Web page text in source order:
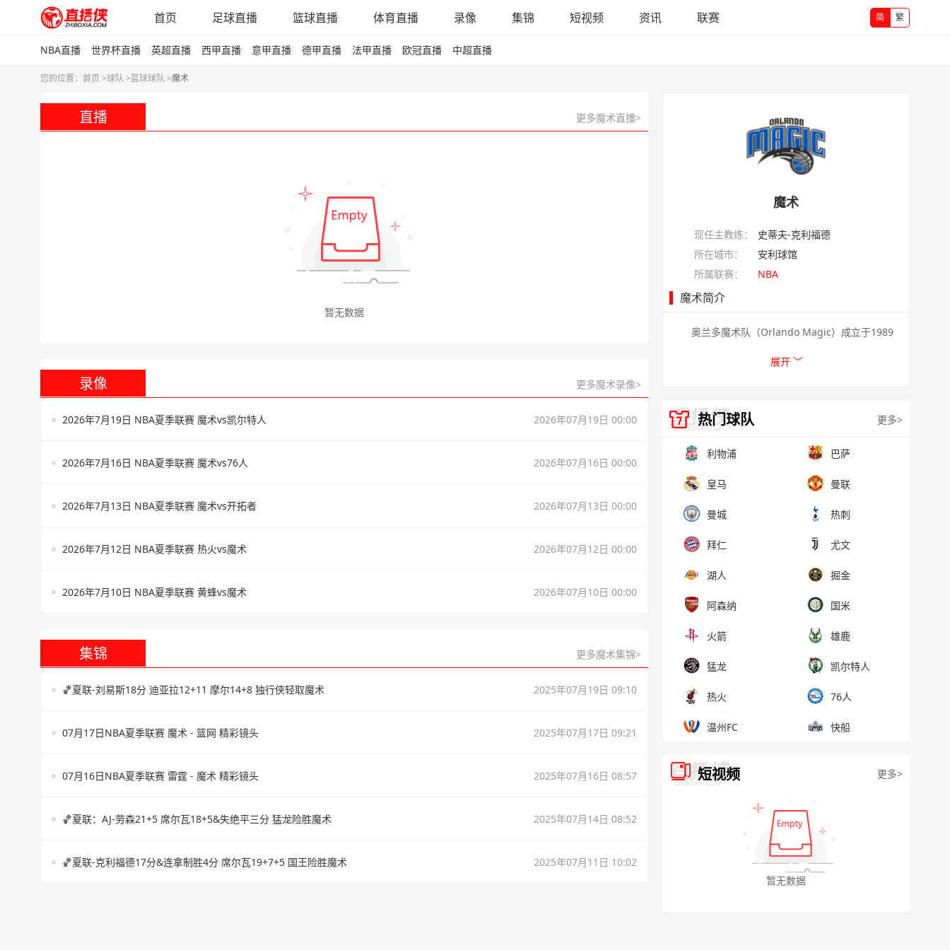
首页 足球直播 篮球直播 体育直播 录像 集锦 短视频 资讯 联赛 简 繁
NBA直播 世界杯直播 英超直播 西甲直播 意甲直播 德甲直播 法甲直播 欧冠直播 中超直播
您的位置： 首页 >球队 >篮球球队 >魔术
直播 更多魔术直播>
录像 更多魔术录像>
2026年7月19日 NBA夏季联赛 魔术vs凯尔特人 2026年07月19日 00:00
2026年7月16日 NBA夏季联赛 魔术vs76人 2026年07月16日 00:00
2026年7月13日 NBA夏季联赛 魔术vs开拓者 2026年07月13日 00:00
2026年7月12日 NBA夏季联赛 热火vs魔术 2026年07月12日 00:00
2026年7月10日 NBA夏季联赛 黄蜂vs魔术 2026年07月10日 00:00
集锦 更多魔术集锦>
🏀夏联-刘易斯18分 迪亚拉12+11 摩尔14+8 独行侠轻取魔术 2025年07月19日 09:10
07月17日NBA夏季联赛 魔术 - 篮网 精彩镜头 2025年07月17日 09:21
07月16日NBA夏季联赛 雷霆 - 魔术 精彩镜头 2025年07月16日 08:57
🏀夏联：AJ-劳森21+5 席尔瓦18+5&失绝平三分 猛龙险胜魔术 2025年07月14日 08:52
🏀夏联-克利福德17分&连拿制胜4分 席尔瓦19+7+5 国王险胜魔术 2025年07月11日 10:02
魔术
现任主教练：
史蒂夫-克利福德
所在城市：
安利球馆
所属联赛：
NBA
魔术简介
奥兰多魔术队（Orlando Magic）成立于1989
年并加盟NBA，是一支属于美国的佛罗里达州奥兰多
（NBA）东部联盟东南部赛区的一部分。
收起 ︿
展开 ﹀
热门球队 更多>
利物浦 巴萨
皇马 曼联
曼城 热刺
拜仁 尤文
湖人 掘金
阿森纳 国米
火箭 雄鹿
猛龙 凯尔特人
热火 76人
温州FC 快船
短视频 更多>